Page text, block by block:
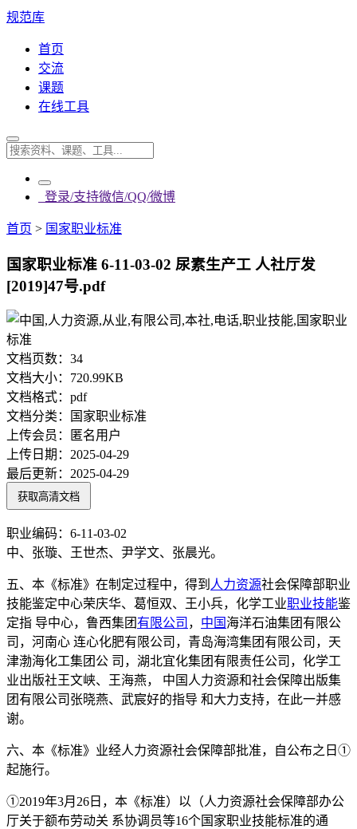
规范库
首页
交流
课题
在线工具
登录/支持微信/QQ/微博
首页 > 国家职业标准
国家职业标准 6-11-03-02 尿素生产工 人社厅发
[2019]47号.pdf
文档页数： 34
文档大小： 720.99KB
文档格式： pdf
文档分类：
国家职业标准
上传会员：
匿名用户
上传日期： 2025-04-29
最后更新： 2025-04-29
获取高清文档
职业编码：6-11-03-02
中、张璇、王世杰、尹学文、张晨光。
五、本《标准》在制定过程中，得到 人力资源社会保障部职业
技能鉴定中心荣庆华、葛恒双、王小兵，化学工业职业技能鉴
定指 导中心，鲁西集团有限公司 ， 中国 海洋石油集团有限公
司，河南心 连心化肥有限公司，青岛海湾集团有限公司，天
津渤海化工集团公 司，湖北宜化集团有限责任公司，化学工
业出版社王文峡、王海燕， 中国人力资源和社会保障出版集
团有限公司张晓燕、武宸好的指导 和大力支持，在此一并感
谢。
六、本《标准》业经人力资源社会保障部批准，自公布之日①
起施行。
①2019年3月26日，本《标准）以（人力资源社会保障部办公
厅关于额布劳动关 系协调员等16个国家职业技能标准的通